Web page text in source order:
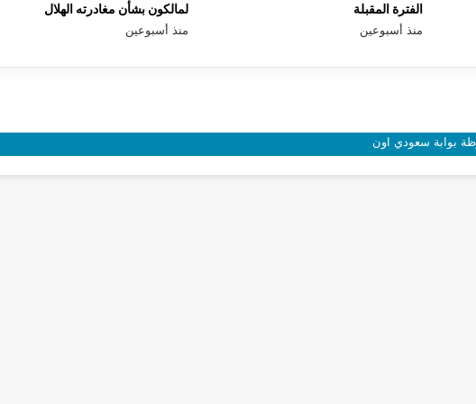
لمالكون بشأن مغادرته الهلال
منذ أسبوعين
الفترة المقبلة
منذ أسبوعين